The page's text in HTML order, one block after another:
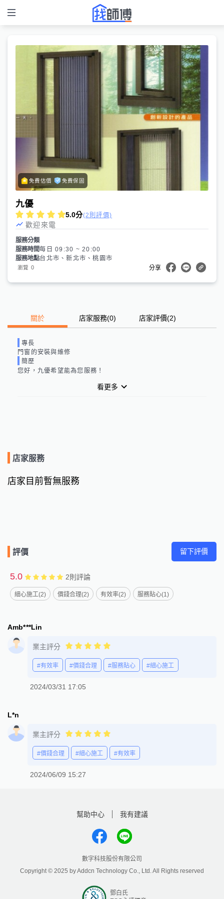
免費估價 免費保固
九優
5.0分(2則評價)
歡迎來電
服務分類
服務時間每日 09:30 ~ 20:00
服務地點台北市、新北市、桃園市
瀏覽 0 分享
關於 店家服務(0) 店家評價(2)
專長
門窗的安裝與維修
簡歷
您好， 九優希望能為您服務！
看更多
店家服務
店家目前暫無服務
評價 留下評價
5.0 2則評論
細心施工(2) 價錢合理(2) 有效率(2) 服務貼心(1)
Amb***Lin
業主評分
#有效率 #價錢合理 #服務貼心 #細心施工
2024/03/31 17:05
L*n
業主評分
#價錢合理 #細心施工 #有效率
2024/06/09 15:27
幫助中心 我有建議
數字科技股份有限公司
Copyright © 2025 by Addcn Technology Co., Ltd. All Rights reserved
鄧白氏